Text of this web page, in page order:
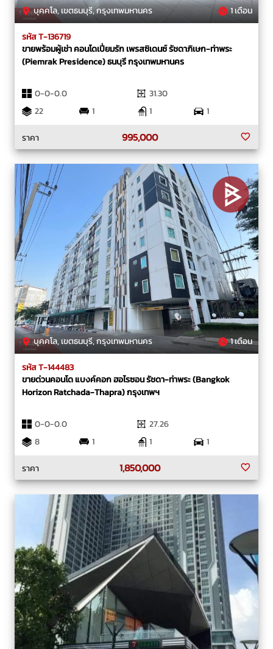
บุคคโล, เขตธนบุรี, กรุงเทพมหานคร 1 เดือน
รหัส T-136719
ขายพร้อมผู้เช่า คอนโดเปี่ยมรัก เพรสซิเดนซ์ รัชดาภิเษก-ท่าพระ
(Piemrak Presidence) ธนบุรี กรุงเทพมหานคร
0-0-0.0
31.30
22
1 1
1
ราคา
995,000
บุคคโล, เขตธนบุรี, กรุงเทพมหานคร 1 เดือน
รหัส T-144483
ขายด่วนคอนโด แบงค์คอก ฮอไรซอน รัชดา-ท่าพระ (Bangkok
Horizon Ratchada-Thapra) กรุงเทพฯ
0-0-0.0
27.26
8
1 1
1
ราคา
1,850,000